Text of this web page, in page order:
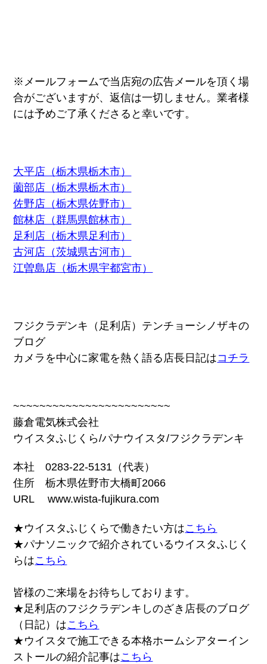
※メールフォームで当店宛の広告メールを頂く場
合がございますが、返信は一切しません。業者様
には予めご了承くださると幸いです。
大平店（栃木県栃木市）
薗部店（栃木県栃木市）
佐野店（栃木県佐野市）
館林店（群馬県館林市）
足利店（栃木県足利市）
古河店（茨城県古河市）
江曽島店（栃木県宇都宮市）
フジクラデンキ（足利店）テンチョーシノザキの
ブログ
カメラを中心に家電を熱く語る店長日記はコチラ
~~~~~~~~~~~~~~~~~~~~~~~~
藤倉電気株式会社
ウイスタふじくら/パナウイスタ/フジクラデンキ
本社 0283-22-5131（代表）
住所 栃木県佐野市大橋町2066
URL www.wista-fujikura.com
★ウイスタふじくらで働きたい方はこちら
★パナソニックで紹介されているウイスタふじく
らはこちら
皆様のご来場をお待ちしております。
★足利店のフジクラデンキしのざき店長のブログ
（日記）はこちら
★ウイスタで施工できる本格ホームシアターイン
ストールの紹介記事はこちら